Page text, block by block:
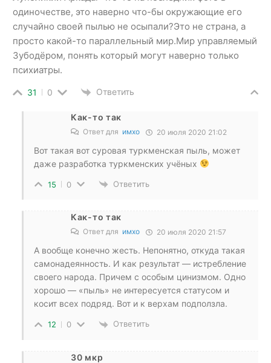
одиночестве, это наверно что-бы окружающие его
случайно своей пылью не осыпали?Это не страна, а
просто какой-то параллельный мир.Мир управляемый
Зубодёром, понять который могут наверно только
психиатры.
31 0 Ответить
Как-то так
Ответ для имхо 20 июля 2020 21:02
Вот такая вот суровая туркменская пыль, может
даже разработка туркменских учёных
15 0 Ответить
Как-то так
Ответ для имхо 20 июля 2020 21:57
А вообще конечно жесть. Непонятно, откуда такая
самонадеянность. И как результат — истребление
своего народа. Причем с особым цинизмом. Одно
хорошо — «пыль» не интересуется статусом и
косит всех подряд. Вот и к верхам подползла.
12 0 Ответить
30 мкр